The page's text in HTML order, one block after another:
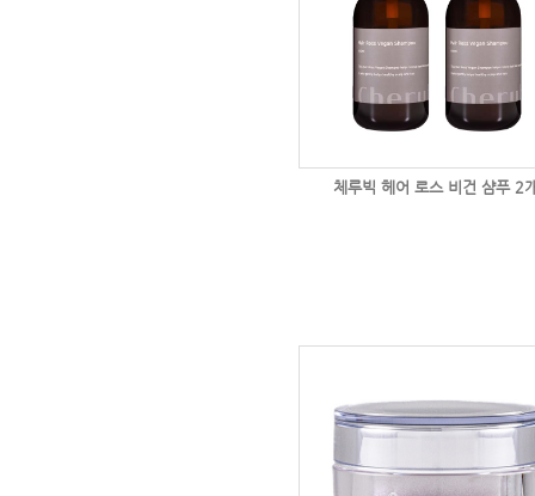
체루빅 헤어 로스 비건 샴푸 2